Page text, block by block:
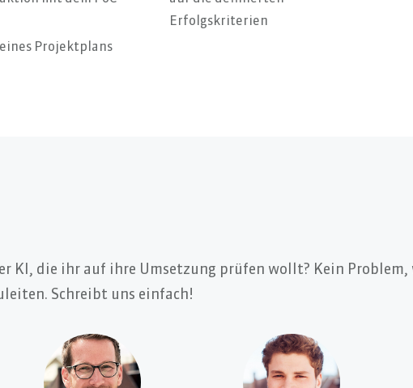
Projektplans
Erfolgskriterien
KI, die ihr auf ihre Umsetzung prüfen wollt? Kein Problem,
Schreibt uns einfach!